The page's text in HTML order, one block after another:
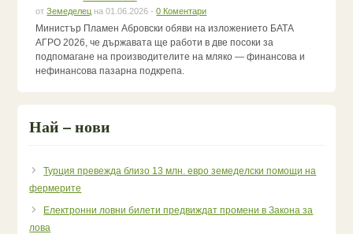
отЗемеделец на 01.06.2026 -0 Коментари
Министър Пламен Абровски обяви на изложението БАТА
АГРО 2026, че държавата ще работи в две посоки за
подпомагане на производителите на мляко — финансова и
нефинансова пазарна подкрепа.
Най – нови
Турция превежда близо 13 млн. евро земеделски помощи на
фермерите
Електронни ловни билети предвиждат промени в Закона за
лова